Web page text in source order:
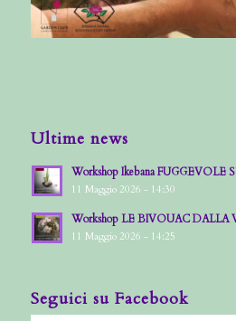
Ultime news
Workshop Ikebana FUGGEVOLE
11 Maggio 2026 - 14:30
Workshop LE BIVOUAC DALLA
11 Maggio 2026 - 14:25
Seguici su Facebook